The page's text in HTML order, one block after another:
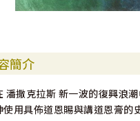
簡介
潘撒克拉斯 新一波的復興浪潮
使用具佈道恩賜與講道恩膏的